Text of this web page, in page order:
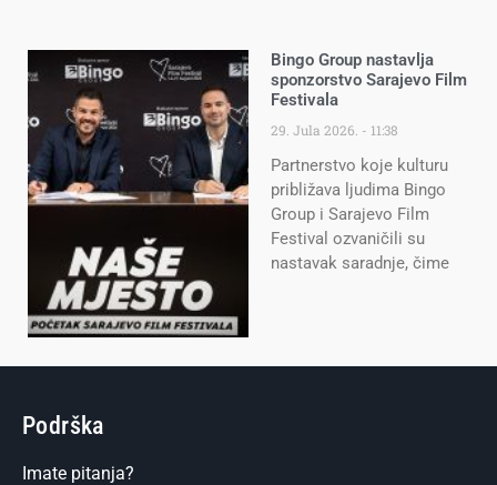
Bingo Group nastavlja
sponzorstvo Sarajevo Film
Festivala
29. Jula 2026. 11:38
Partnerstvo koje kulturu
približava ljudima Bingo
Group i Sarajevo Film
Festival ozvaničili su
nastavak saradnje, čime
Podrška
Imate pitanja?